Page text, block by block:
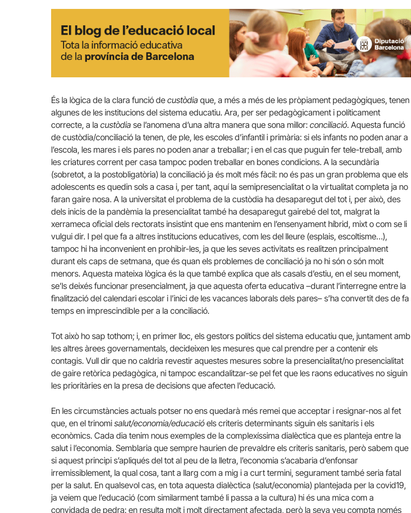
És la lògica de la clara funció de custòdia que, a més a més de les pròpiament pedagògiques, tenen
algunes de les institucions del sistema educatiu. Ara, per ser pedagògicament i políticament
correcte, a la custòdia se l’anomena d’una altra manera que sona millor: conciliació. Aquesta funció
de custòdia/conciliació la tenen, de ple, les escoles d’infantil i primària: si els infants no poden anar a
l’escola, les mares i els pares no poden anar a treballar; i en el cas que puguin fer tele-treball, amb
les criatures corrent per casa tampoc poden treballar en bones condicions. A la secundària
(sobretot, a la postobligatòria) la conciliació ja és molt més fàcil: no és pas un gran problema que els
adolescents es quedin sols a casa i, per tant, aquí la semipresencialitat o la virtualitat completa ja no
faran gaire nosa. A la universitat el problema de la custòdia ha desaparegut del tot i, per això, des
dels inicis de la pandèmia la presencialitat també ha desaparegut gairebé del tot, malgrat la
xerrameca oficial dels rectorats insistint que ens mantenim en l’ensenyament híbrid, mixt o com se li
vulgui dir. I pel que fa a altres institucions educatives, com les del lleure (esplais, escoltisme…),
tampoc hi ha inconvenient en prohibir-les, ja que les seves activitats es realitzen principalment
durant els caps de setmana, que és quan els problemes de conciliació ja no hi són o són molt
menors. Aquesta mateixa lògica és la que també explica que als casals d’estiu, en el seu moment,
se’ls deixés funcionar presencialment, ja que aquesta oferta educativa –durant l’interregne entre la
finalització del calendari escolar i l’inici de les vacances laborals dels pares– s’ha convertit des de fa
temps en imprescindible per a la conciliació.
Tot això ho sap tothom; i, en primer lloc, els gestors polítics del sistema educatiu que, juntament amb
les altres àrees governamentals, decideixen les mesures que cal prendre per a contenir els
contagis. Vull dir que no caldria revestir aquestes mesures sobre la presencialitat/no presencialitat
de gaire retòrica pedagògica, ni tampoc escandalitzar-se pel fet que les raons educatives no siguin
les prioritàries en la presa de decisions que afecten l’educació.
En les circumstàncies actuals potser no ens quedarà més remei que acceptar i resignar-nos al fet
que, en el trinomi salut/economia/educació els criteris determinants siguin els sanitaris i els
econòmics. Cada dia tenim nous exemples de la complexíssima dialèctica que es planteja entre la
salut i l’economia. Semblaria que sempre haurien de prevaldre els criteris sanitaris, però sabem que
si aquest principi s’apliqués del tot al peu de la lletra, l’economia s’acabaria d’enfonsar
irremissiblement, la qual cosa, tant a llarg com a mig i a curt termini, segurament també seria fatal
per la salut. En qualsevol cas, en tota aquesta dialèctica (salut/economia) plantejada per la covid19,
ja veiem que l’educació (com similarment també li passa a la cultura) hi és una mica com a
convidada de pedra: en resulta molt i molt directament afectada, però la seva veu compta només